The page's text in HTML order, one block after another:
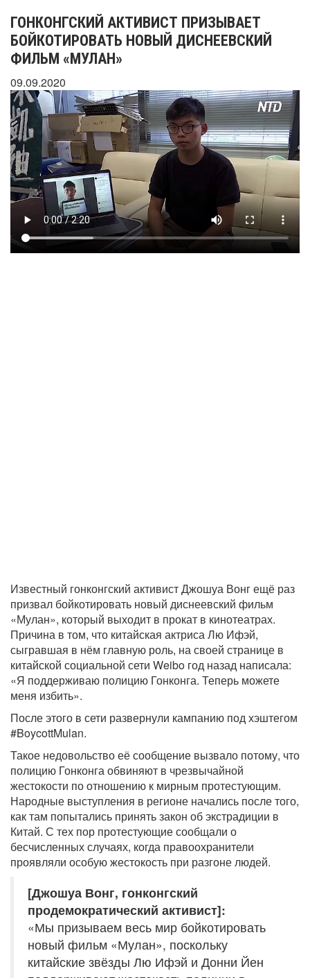
ГОНКОНГСКИЙ АКТИВИСТ ПРИЗЫВАЕТ
БОЙКОТИРОВАТЬ НОВЫЙ ДИСНЕЕВСКИЙ
ФИЛЬМ «МУЛАН»
09.09.2020
Известный гонконгский активист Джошуа Вонг ещё раз
призвал бойкотировать новый диснеевский фильм
«Мулан», который выходит в прокат в кинотеатрах.
Причина в том, что китайская актриса Лю Ифэй,
сыгравшая в нём главную роль, на своей странице в
китайской социальной сети Weibo год назад написала:
«Я поддерживаю полицию Гонконга. Теперь можете
меня избить».
После этого в сети развернули кампанию под хэштегом
#BoycottMulan.
Такое недовольство её сообщение вызвало потому, что
полицию Гонконга обвиняют в чрезвычайной
жестокости по отношению к мирным протестующим.
Народные выступления в регионе начались после того,
как там попытались принять закон об экстрадиции в
Китай. С тех пор протестующие сообщали о
бесчисленных случаях, когда правоохранители
проявляли особую жестокость при разгоне людей.
[Джошуа Вонг, гонконгский
продемократический активист]:
«Мы призываем весь мир бойкотировать
новый фильм «Мулан», поскольку
китайские звёзды Лю Ифэй и Донни Йен